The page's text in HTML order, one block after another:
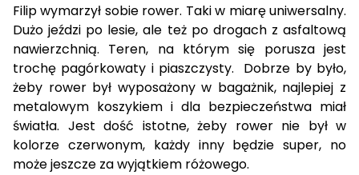
Filip wymarzył sobie rower. Taki w miarę uniwersalny.
Dużo jeździ po lesie, ale też po drogach z asfaltową
nawierzchnią. Teren, na którym się porusza jest
trochę pagórkowaty i piaszczysty. Dobrze by było,
żeby rower był wyposażony w bagażnik, najlepiej z
metalowym koszykiem i dla bezpieczeństwa miał
światła. Jest dość istotne, żeby rower nie był w
kolorze czerwonym, każdy inny będzie super, no
może jeszcze za wyjątkiem różowego.